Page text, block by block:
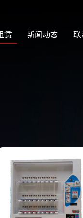
赁 新闻动态 联